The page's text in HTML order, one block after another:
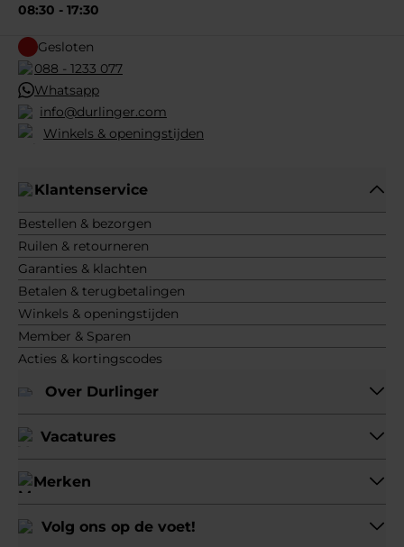
08:30 - 17:30
Gesloten
088 - 1233 077
Whatsapp
info@durlinger.com
Winkels & openingstijden
Klantenservice
Bestellen & bezorgen
Ruilen & retourneren
Garanties & klachten
Betalen & terugbetalingen
Winkels & openingstijden
Member & Sparen
Acties & kortingscodes
Over Durlinger
Vacatures
Merken
Volg ons op de voet!